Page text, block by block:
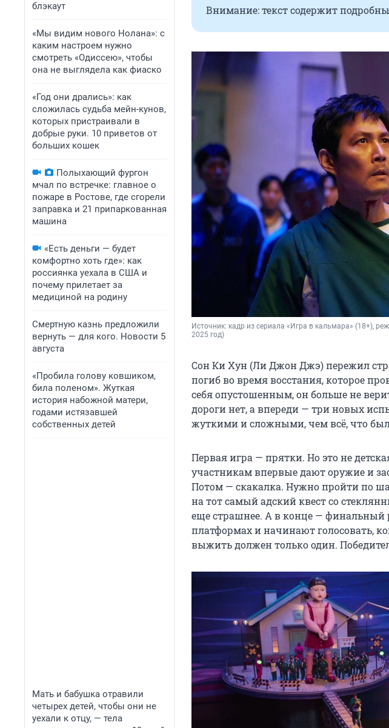
блэкаут
«Мы видим нового Нолана»: с
каким настроем нужно
смотреть «Одиссею», чтобы
она не выглядела как фиаско
«Год они дрались»: как
сложилась судьба мейн-кунов,
которых пристраивали в
добрые руки. 10 приветов от
больших кошек
Полыхающий фургон
мчал по встречке: главное о
пожаре в Ростове, где сгорели
заправка и 21 припаркованная
машина
«Есть деньги — будет
комфортно хоть где»: как
россиянка уехала в США и
почему прилетает за
медициной на родину
Смертную казнь предложили
вернуть — для кого. Новости 5
августа
«Пробила голову ковшиком,
била поленом». Жуткая
история набожной матери,
годами истязавшей
собственных детей
Мать и бабушка отравили
четырех детей, чтобы они не
уехали к отцу, — тела
Внимание: текст содержит
Источник: кадр из сериала «Игра в кальмара» (18+),
2025 год)
Сон Ки Хун (Ли Джон Джэ) пережил
погиб во время восстания, которое
себя опустошенным, он больше не
дороги нет, а впереди — три новых
жуткими и сложными, чем всё, что
Первая игра — прятки. Но это не
участникам впервые дают оружие и
Потом — скакалка. Нужно пройти по
на тот самый адский квест со
еще страшнее. А в конце — финальный
платформах и начинают голосовать,
выжить должен только один.